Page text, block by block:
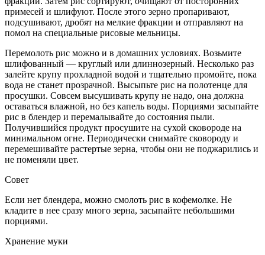
примесей и шлифуют. После этого зерно пропаривают,
подсушивают, дробят на мелкие фракции и отправляют на
помол на специальные рисовые мельницы.
Перемолоть рис можно и в домашних условиях. Возьмите
шлифованный — круглый или длиннозерный. Несколько раз
залейте крупу прохладной водой и тщательно промойте, пока
вода не станет прозрачной. Высыпьте рис на полотенце для
просушки. Совсем высушивать крупу не надо, она должна
оставаться влажной, но без капель воды. Порциями засыпайте
рис в блендер и перемалывайте до состояния пыли.
Получившийся продукт просушите на сухой сковороде на
минимальном огне. Периодически снимайте сковороду и
перемешивайте растертые зерна, чтобы они не поджарились и
не поменяли цвет.
Совет
Если нет блендера, можно смолоть рис в кофемолке. Не
кладите в нее сразу много зерна, засыпайте небольшими
порциями.
Хранение муки